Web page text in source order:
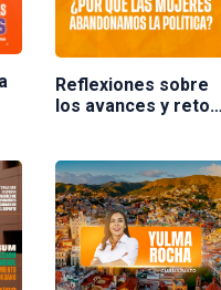
Reflexiones sobre
los avances y retos
Ponente Nuria
Varela